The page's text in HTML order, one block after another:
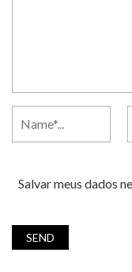
Salvar meus dados